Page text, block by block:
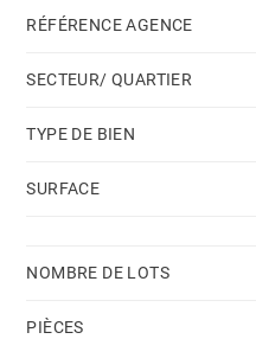
RÉFÉRENCE AGENCE
SECTEUR/ QUARTIER
TYPE DE BIEN
SURFACE
NOMBRE DE LOTS
PIÈCES